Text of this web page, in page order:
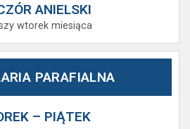
ANIELSKI
wtorek miesiąca
PARAFIALNA
– PIĄTEK